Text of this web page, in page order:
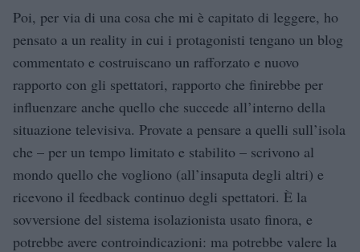
Poi, per via di una cosa che mi è capitato di leggere, ho
pensato a un reality in cui i protagonisti tengano un blog
commentato e costruiscano un rafforzato e nuovo
rapporto con gli spettatori, rapporto che finirebbe per
influenzare anche quello che succede all’interno della
situazione televisiva. Provate a pensare a quelli sull’isola
che – per un tempo limitato e stabilito – scrivono al
mondo quello che vogliono (all’insaputa degli altri) e
ricevono il feedback continuo degli spettatori. È la
sovversione del sistema isolazionista usato finora, e
potrebbe avere controindicazioni: ma potrebbe valere la